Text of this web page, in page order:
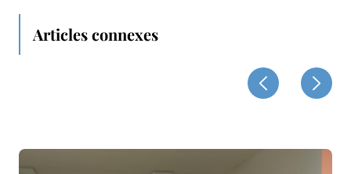
Articles connexes